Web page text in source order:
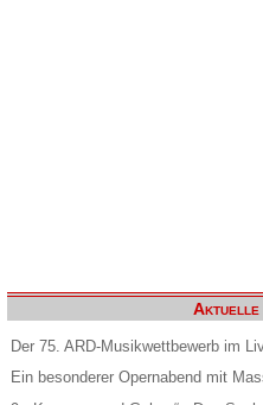
Aktuelle
Der 75. ARD-Musikwettbewerb im
Ein besonderer Opernabend mit